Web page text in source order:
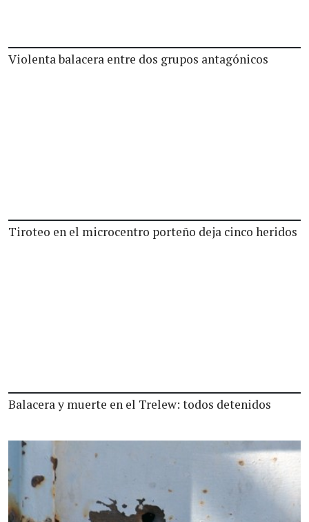
Violenta balacera entre dos grupos antagónicos
Tiroteo en el microcentro porteño deja cinco heridos
Balacera y muerte en el Trelew: todos detenidos